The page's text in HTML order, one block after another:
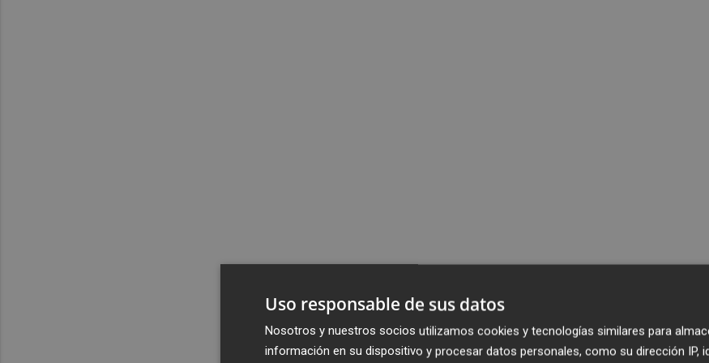
Uso responsable de sus datos
Nosotros y nuestros socios utilizamos cookies y tecnologías similares para
información en su dispositivo y procesar datos personales, como su dirección IP,